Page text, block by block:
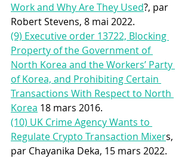
Work and Why Are They Used?, par
Robert Stevens, 8 mai 2022.
(9) Executive order 13722, Blocking
Property of the Government of
North Korea and the Workers’ Party
of Korea, and Prohibiting Certain
Transactions With Respect to North
Korea 18 mars 2016.
(10) UK Crime Agency Wants to
Regulate Crypto Transaction Mixers,
par Chayanika Deka, 15 mars 2022.